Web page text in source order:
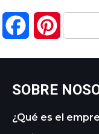
FacebookPinterest
SOBRE
¿Qué es el